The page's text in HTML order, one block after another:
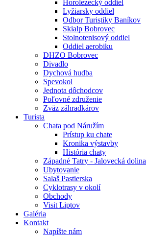
Horolezecký oddiel
Lyžiarsky oddiel
Odbor Turistiky Baníkov
Skialp Bobrovec
Stolnotenisový oddiel
Oddiel aerobiku
DHZO Bobrovec
Divadlo
Dychová hudba
Spevokol
Jednota dôchodcov
Poľovné združenie
Zväz záhradkárov
Turista
Chata pod Náružím
Prístup ku chate
Kronika výstavby
História chaty
Západné Tatry - Jalovecká dolina
Ubytovanie
Salaš Pastierska
Cyklotrasy v okolí
Obchody
Visit Liptov
Galéria
Kontakt
Napíšte nám